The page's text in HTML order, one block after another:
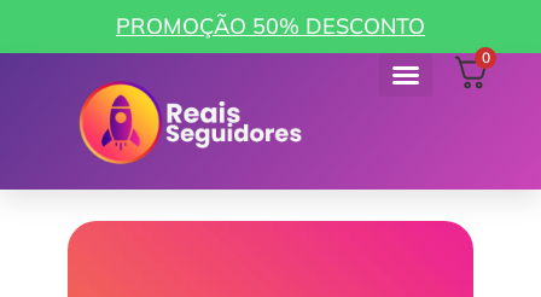
PROMOÇÃO 50% DESCONTO
0